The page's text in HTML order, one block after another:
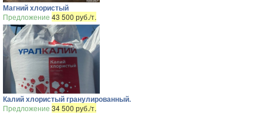
Магний хлористый
Предложение 43 500 руб./т.
Калий хлористый гранулированный.
Предложение 34 500 руб./т.